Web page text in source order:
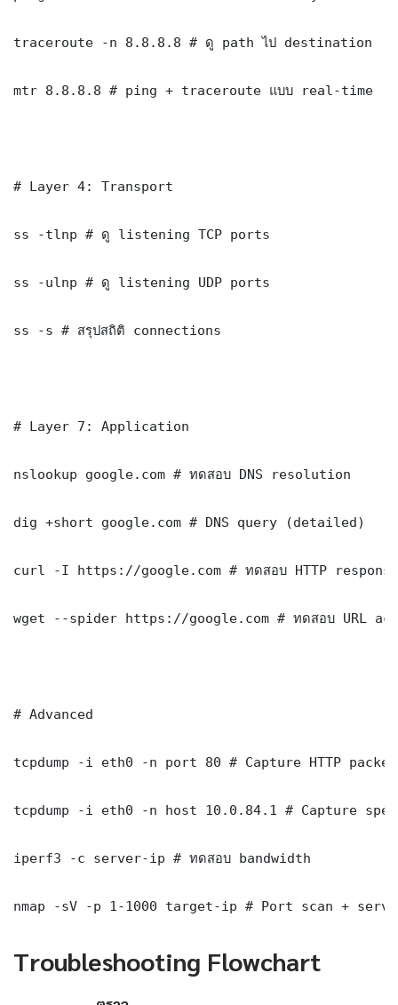
traceroute -n 8.8.8.8 # ดู path ไป destination
mtr 8.8.8.8 # ping + traceroute แบบ real-time
# Layer 4: Transport
ss -tlnp # ดู listening TCP ports
ss -ulnp # ดู listening UDP ports
ss -s # สรุปสถิติ connections
# Layer 7: Application
nslookup google.com # ทดสอบ DNS resolution
dig +short google.com # DNS query (detailed)
curl -I https://google.com # ทดสอบ HTTP
wget --spider https://google.com # ทดสอบ URL
# Advanced
tcpdump -i eth0 -n port 80 # Capture HTTP
tcpdump -i eth0 -n host 10.0.84.1 # Capture
iperf3 -c server-ip # ทดสอบ bandwidth
nmap -sV -p 1-1000 target-ip # Port scan +
Troubleshooting Flowchart